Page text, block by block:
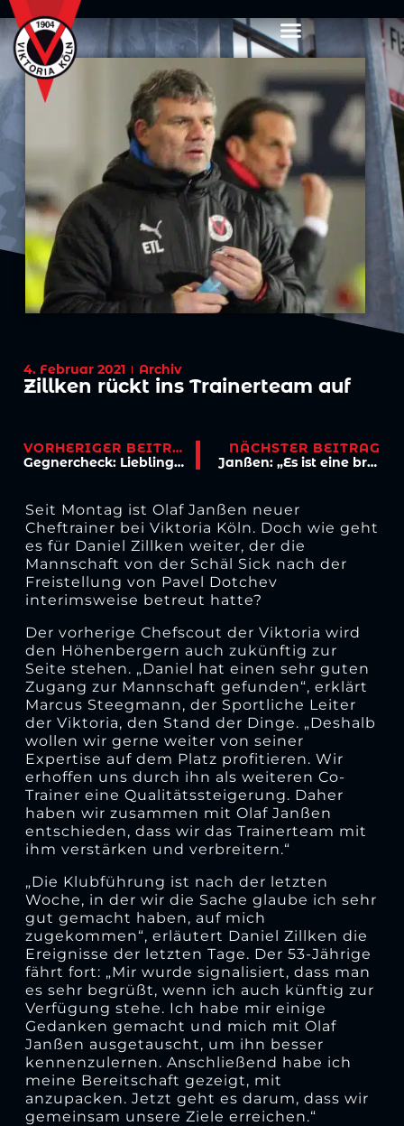
4. Februar 2021 Archiv
Zillken rückt ins Trainerteam auf
VORHERIGER BEITRAG
Gegnercheck: Lieblingsgegner und doch klarer Favorit
NÄCHSTER BEITRAG
Janßen: „Es ist eine brutale Energie auf dem Trainingsplatz!“
Seit Montag ist Olaf Janßen neuer
Cheftrainer bei Viktoria Köln. Doch wie geht
es für Daniel Zillken weiter, der die
Mannschaft von der Schäl Sick nach der
Freistellung von Pavel Dotchev
interimsweise betreut hatte?
Der vorherige Chefscout der Viktoria wird
den Höhenbergern auch zukünftig zur
Seite stehen. „Daniel hat einen sehr guten
Zugang zur Mannschaft gefunden“, erklärt
Marcus Steegmann, der Sportliche Leiter
der Viktoria, den Stand der Dinge. „Deshalb
wollen wir gerne weiter von seiner
Expertise auf dem Platz profitieren. Wir
erhoffen uns durch ihn als weiteren Co-
Trainer eine Qualitätssteigerung. Daher
haben wir zusammen mit Olaf Janßen
entschieden, dass wir das Trainerteam mit
ihm verstärken und verbreitern.“
„Die Klubführung ist nach der letzten
Woche, in der wir die Sache glaube ich sehr
gut gemacht haben, auf mich
zugekommen“, erläutert Daniel Zillken die
Ereignisse der letzten Tage. Der 53-Jährige
fährt fort: „Mir wurde signalisiert, dass man
es sehr begrüßt, wenn ich auch künftig zur
Verfügung stehe. Ich habe mir einige
Gedanken gemacht und mich mit Olaf
Janßen ausgetauscht, um ihn besser
kennenzulernen. Anschließend habe ich
meine Bereitschaft gezeigt, mit
anzupacken. Jetzt geht es darum, dass wir
gemeinsam unsere Ziele erreichen.“